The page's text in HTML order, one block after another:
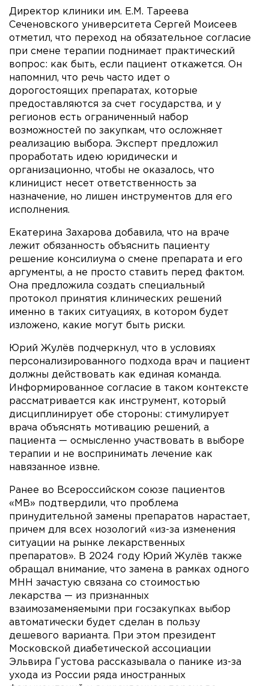
Директор клиники им. Е.М. Тареева
Сеченовского университета Сергей Моисеев
отметил, что переход на обязательное согласие
при смене терапии поднимает практический
вопрос: как быть, если пациент откажется. Он
напомнил, что речь часто идет о
дорогостоящих препаратах, которые
предоставляются за счет государства, и у
регионов есть ограниченный набор
возможностей по закупкам, что осложняет
реализацию выбора. Эксперт предложил
проработать идею юридически и
организационно, чтобы не оказалось, что
клиницист несет ответственность за
назначение, но лишен инструментов для его
исполнения.
Екатерина Захарова добавила, что на враче
лежит обязанность объяснить пациенту
решение консилиума о смене препарата и его
аргументы, а не просто ставить перед фактом.
Она предложила создать специальный
протокол принятия клинических решений
именно в таких ситуациях, в котором будет
изложено, какие могут быть риски.
Юрий Жулёв подчеркнул, что в условиях
персонализированного подхода врач и пациент
должны действовать как единая команда.
Информированное согласие в таком контексте
рассматривается как инструмент, который
дисциплинирует обе стороны: стимулирует
врача объяснять мотивацию решений, а
пациента — осмысленно участвовать в выборе
терапии и не воспринимать лечение как
навязанное извне.
Ранее во Всероссийском союзе пациентов
«МВ» подтвердили, что проблема
принудительной замены препаратов нарастает,
причем для всех нозологий «из-за изменения
ситуации на рынке лекарственных
препаратов». В 2024 году Юрий Жулёв также
обращал внимание, что замена в рамках одного
МНН зачастую связана со стоимостью
лекарства — из признанных
взаимозаменяемыми при госзакупках выбор
автоматически будет сделан в пользу
дешевого варианта. При этом президент
Московской диабетической ассоциации
Эльвира Густова рассказывала о панике из-за
ухода из России ряда иностранных